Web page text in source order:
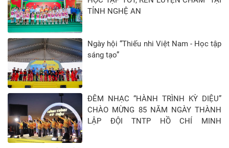
TỈNH NGHỆ AN
Ngày hội “Thiếu nhi Việt Nam - Học tập
sáng tạo”
ĐÊM NHẠC “HÀNH TRÌNH KỲ DIỆU”
CHÀO MỪNG 85 NĂM NGÀY THÀNH
LẬP ĐỘI TNTP HỒ CHÍ MINH